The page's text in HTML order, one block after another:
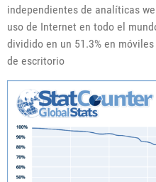
independientes de analíticas
uso de Internet en todo el
dividido en un 51.3% en
de escritorio